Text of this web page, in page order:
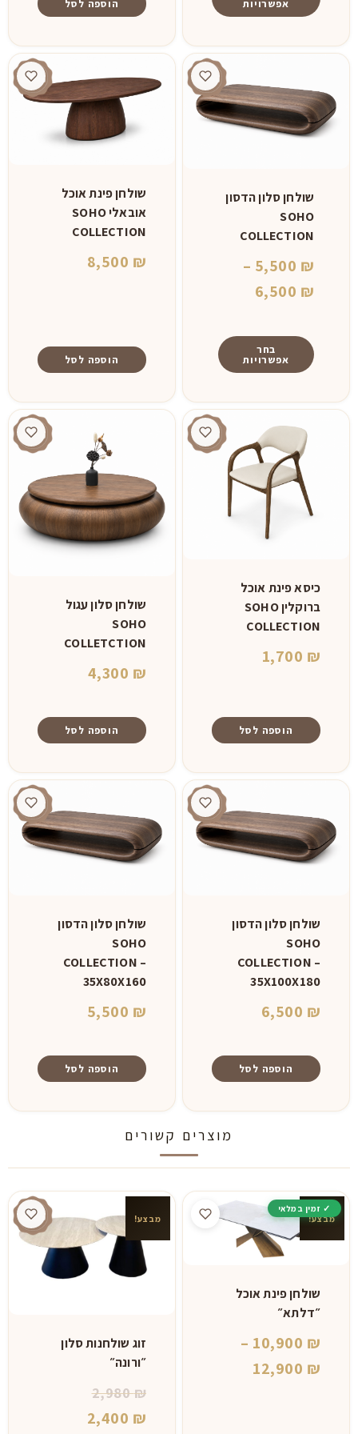
עד
אפשרויות
מספר
סוגים.
ניתן
האפשרויות
בעמוד
המוצר
הוספה לסל
שולחן סלון הדסון
SOHO
COLLECTION
5,500 ₪
–
6,500 ₪
עד
בחר
אפשרויות
מספר
סוגים.
לבחור
המוצר
שולחן פינת אוכל
אובאלי SOHO
COLLECTION
8,500 ₪
הוספה לסל
כיסא פינת אוכל
ברוקלין SOHO
COLLECTION
1,700 ₪
הוספה לסל
שולחן סלון עגול
SOHO
COLLETCTION
4,300 ₪
הוספה לסל
שולחן סלון הדסון
SOHO
COLLECTION –
35X100X180
6,500 ₪
הוספה לסל
שולחן סלון הדסון
SOHO
COLLECTION –
35X80X160
5,500 ₪
הוספה לסל
מוצרים קשורים
מבצע!
שולחן פינת אוכל
״דלתא״
10,900 ₪
–
12,900 ₪
מבצע!
זוג שולחנות סלון
״ורונה״
2,980₪
המחיר
המקורי2,400 ₪